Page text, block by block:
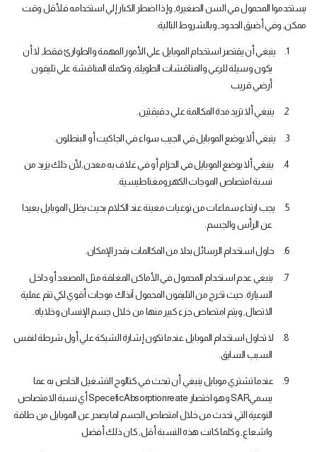
يستخدموا المحمول في السن الصغيرة‏,‏ وإذا اضطر الكبار إلي استخدامه فلأقل وقت
ممكن‏,‏ وفي أضيق الحدود‏,‏ وبالشروط التالية‏:
1.
ينبغي أن يقتصر استخدام الموبايل علي الأمور المهمة والطوارئ فقط‏,‏ لا أن
يكون وسيلة للرغي والمناقشات الطويلة‏,‏ وتكملة المناقشة علي تليفون
أرضي قريب‏
2. ينبغي ألا تزيد مدة المكالمة علي دقيقتين‏.
3. ينبغي ألا يوضع الموبايل في الجيب سواء في الجاكيت أو البنطلون‏
4.
ينبغي ألا يوضع الموبايل في الحزام أو في غلاف به معدن‏,‏لأن ذلك يزيد من
نسبة امتصاص الموجات الكهرومغناطيسية‏
5.
يجب ارتداء سماعات من نوعيات معينة عند الكلام بحيث يظل الموبايل بعيدا
عن الرأس والجسم‏.
6. حاول استخدام الرسائل بدلا من المكالمات بقدر الإمكان‏.
7.
‏ ينبغي عدم استخدام المحمول في الأماكن المغلقة مثل المصعد أو داخل
السيارة‏.‏ حيث تخرج من التليفون المحمول آنذاك موجات أقوي لكي تتم عملية
الاتصال‏,‏ ويتم امتصاص جزء كبير منها من خلال جسم الإنسان وخلاياه‏
8.
لا تحاول استخدام الموبايل عندما تكون إشارة الشبكة علي أول شرطة لنفس
السبب السابق‏.
9.
عندما تشتري موبايل ينبغي أن تبحث في كتالوج التشغيل الخاص به عما
يسمي‏SAR‏ وهو اختصار ‏ SpeceficAbsorptionreateأي نسبة الامتصاص
النوعية التي تحدث من خلال امتصاص الجسم لما يصدر عن الموبايل من طاقة
واشعاع‏,‏ وكلما كانت هذه النسبة أقل‏,‏ كان ذلك أفضل‏